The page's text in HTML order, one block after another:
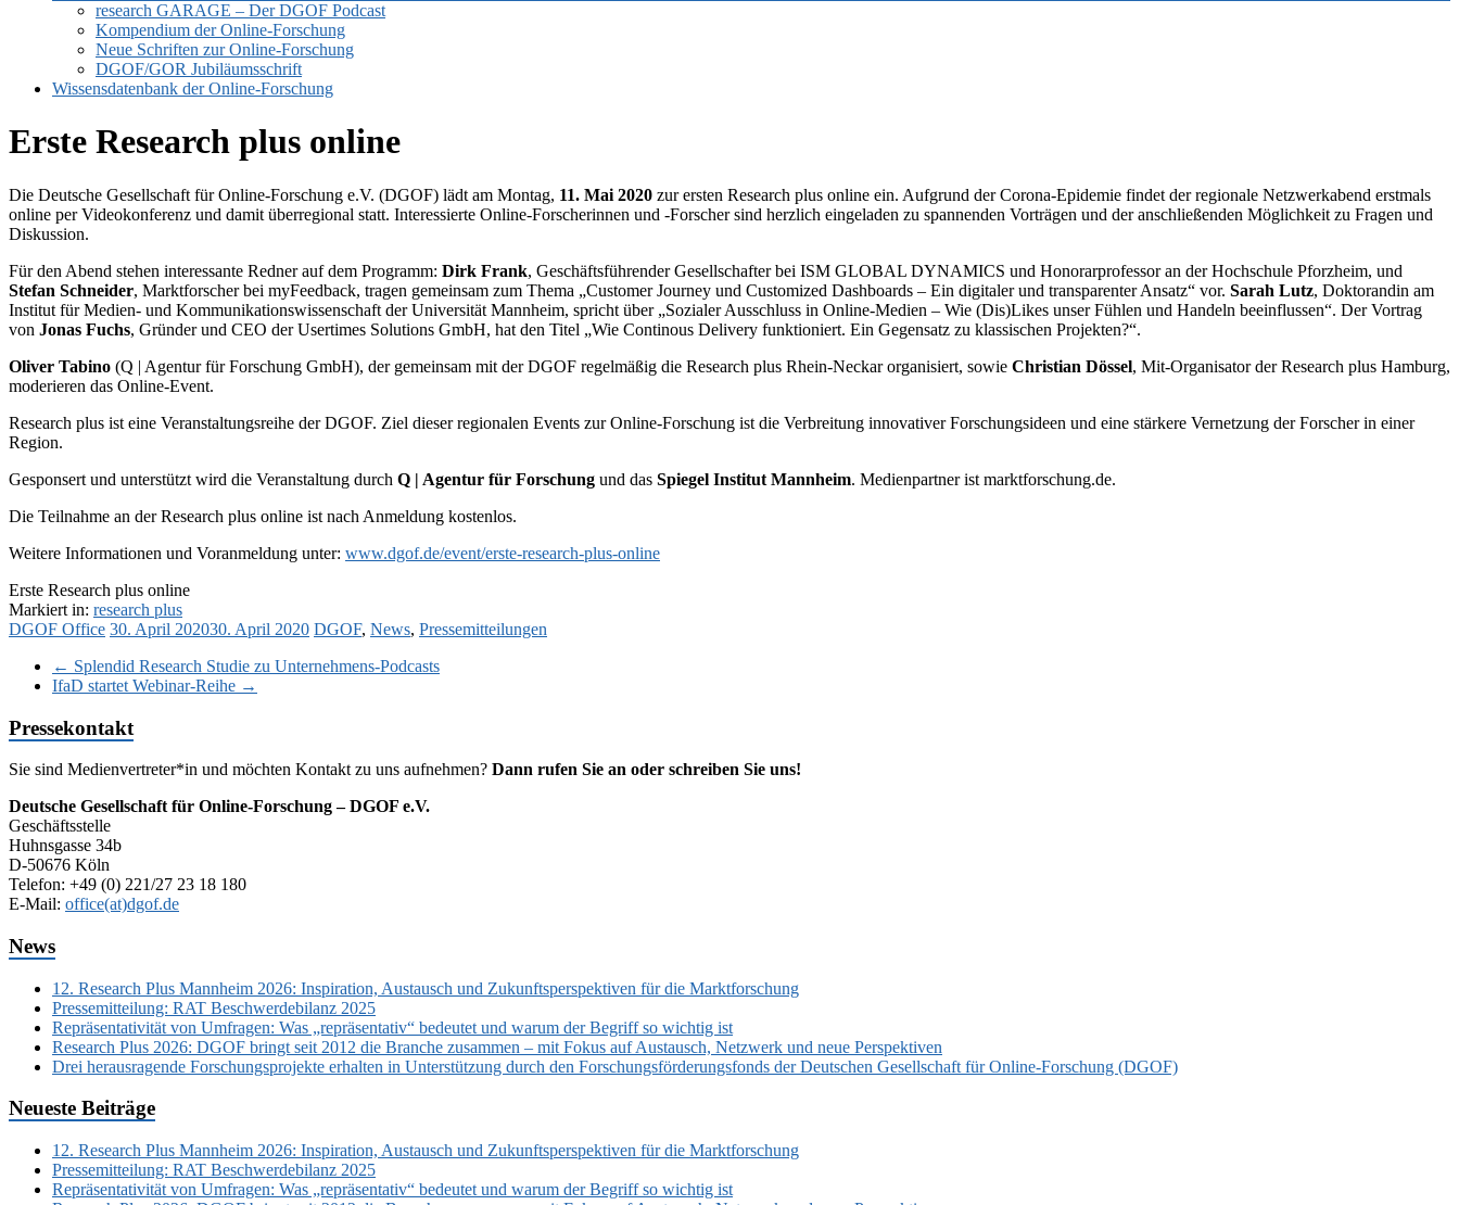
research GARAGE – Der DGOF Podcast
Kompendium der Online-Forschung
Neue Schriften zur Online-Forschung
DGOF/GOR Jubiläumsschrift
Wissensdatenbank der Online-Forschung
Erste Research plus online
Die Deutsche Gesellschaft für Online-Forschung e.V. (DGOF) lädt am Montag, 11. Mai 2020 zur ersten Research plus online ein. Aufgrund der Corona-Epidemie findet der regionale Netzwerkabend erstmals
online per Videokonferenz und damit überregional statt. Interessierte Online-Forscherinnen und -Forscher sind herzlich eingeladen zu spannenden Vorträgen und der anschließenden Möglichkeit zu Fragen und
Diskussion.
Für den Abend stehen interessante Redner auf dem Programm: Dirk Frank, Geschäftsführender Gesellschafter bei ISM GLOBAL DYNAMICS und Honorarprofessor an der Hochschule Pforzheim, und
Stefan Schneider, Marktforscher bei myFeedback, tragen gemeinsam zum Thema „Customer Journey und Customized Dashboards – Ein digitaler und transparenter Ansatz“ vor. Sarah Lutz, Doktorandin am
Institut für Medien- und Kommunikationswissenschaft der Universität Mannheim, spricht über „Sozialer Ausschluss in Online-Medien – Wie (Dis)Likes unser Fühlen und Handeln beeinflussen“. Der Vortrag
von Jonas Fuchs, Gründer und CEO der Usertimes Solutions GmbH, hat den Titel „Wie Continous Delivery funktioniert. Ein Gegensatz zu klassischen Projekten?“.
Oliver Tabino (Q | Agentur für Forschung GmbH), der gemeinsam mit der DGOF regelmäßig die Research plus Rhein-Neckar organisiert, sowie Christian Dössel, Mit-Organisator der Research plus Hamburg,
moderieren das Online-Event.
Research plus ist eine Veranstaltungsreihe der DGOF. Ziel dieser regionalen Events zur Online-Forschung ist die Verbreitung innovativer Forschungsideen und eine stärkere Vernetzung der Forscher in einer
Region.
Gesponsert und unterstützt wird die Veranstaltung durch Q | Agentur für Forschung und das Spiegel Institut Mannheim. Medienpartner ist marktforschung.de.
Die Teilnahme an der Research plus online ist nach Anmeldung kostenlos.
Weitere Informationen und Voranmeldung unter: www.dgof.de/event/erste-research-plus-online
Erste Research plus online
Markiert in: research plus
DGOF Office 30. April 202030. April 2020 DGOF, News, Pressemitteilungen
← Splendid Research Studie zu Unternehmens-Podcasts
IfaD startet Webinar-Reihe →
Pressekontakt
Sie sind Medienvertreter*in und möchten Kontakt zu uns aufnehmen? Dann rufen Sie an oder schreiben Sie uns!
Deutsche Gesellschaft für Online-Forschung – DGOF e.V.
Geschäftsstelle
Huhnsgasse 34b
D-50676 Köln
Telefon: +49 (0) 221/27 23 18 180
E-Mail: office(at)dgof.de
News
12. Research Plus Mannheim 2026: Inspiration, Austausch und Zukunftsperspektiven für die Marktforschung
Pressemitteilung: RAT Beschwerdebilanz 2025
Repräsentativität von Umfragen: Was „repräsentativ“ bedeutet und warum der Begriff so wichtig ist
Research Plus 2026: DGOF bringt seit 2012 die Branche zusammen – mit Fokus auf Austausch, Netzwerk und neue Perspektiven
Drei herausragende Forschungsprojekte erhalten in Unterstützung durch den Forschungsförderungsfonds der Deutschen Gesellschaft für Online-Forschung (DGOF)
Neueste Beiträge
12. Research Plus Mannheim 2026: Inspiration, Austausch und Zukunftsperspektiven für die Marktforschung
Pressemitteilung: RAT Beschwerdebilanz 2025
Repräsentativität von Umfragen: Was „repräsentativ“ bedeutet und warum der Begriff so wichtig ist